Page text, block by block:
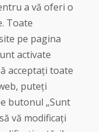
a vă oferi o
Toate
pe pagina
activate
acceptați toate
puteți
butonul „Sunt
vă modificați